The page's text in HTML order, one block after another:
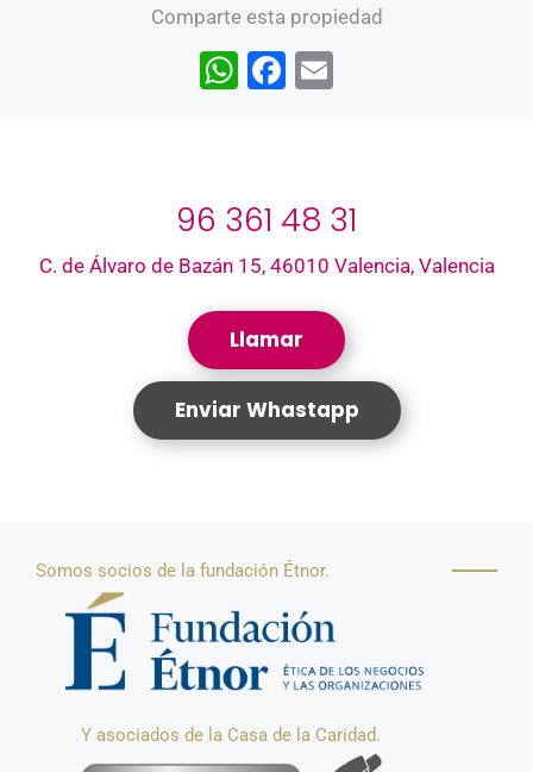
Comparte esta propiedad
W
A
p
p
F
b
o
o
k
96 361 48 31
C. de Álvaro de Bazán 15, 46010 Valencia, Valencia
Llamar
Enviar Whastapp
Somos socios de la fundación Étnor.
Y asociados de la Casa de la Caridad.